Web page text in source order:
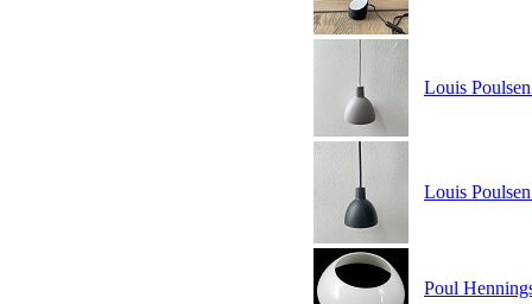
Louis
Louis
Poul